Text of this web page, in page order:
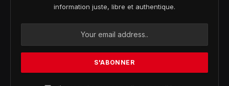
information juste, libre et authentique.